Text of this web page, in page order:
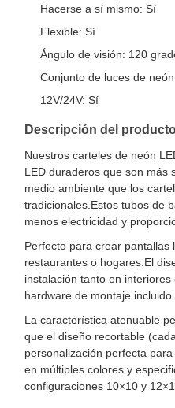
Hacerse a sí mismo: Sí
Flexible: Sí
Ángulo de visión: 120
Conjunto de luces de
12V/24V: Sí
Descripción del
Nuestros carteles de neón
LED duraderos que son más
medio ambiente que los
tradicionales.Estos tubos de
menos electricidad y
Perfecto para crear pantallas
restaurantes o hogares.El
instalación tanto en
hardware de montaje incluido.
La característica atenuable
que el diseño recortable
personalización perfecta
en múltiples colores y
configuraciones 10×10 y